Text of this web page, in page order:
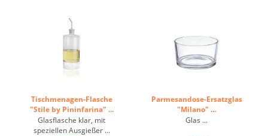
Tischmenagen-Flasche
"Stile by Pininfarina" ...
Glasflasche klar, mit
speziellen Ausgießer ...
Parmesandose-Ersatzglas
"Milano" ...
Glas ...